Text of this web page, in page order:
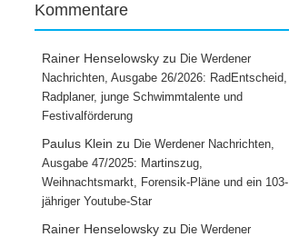
Kommentare
Rainer Henselowsky zu Die Werdener
Nachrichten, Ausgabe 26/2026: RadEntscheid,
Radplaner, junge Schwimmtalente und
Festivalförderung
Paulus Klein zu Die Werdener Nachrichten,
Ausgabe 47/2025: Martinszug,
Weihnachtsmarkt, Forensik-Pläne und ein 103-
jähriger Youtube-Star
Rainer Henselowsky zu Die Werdener